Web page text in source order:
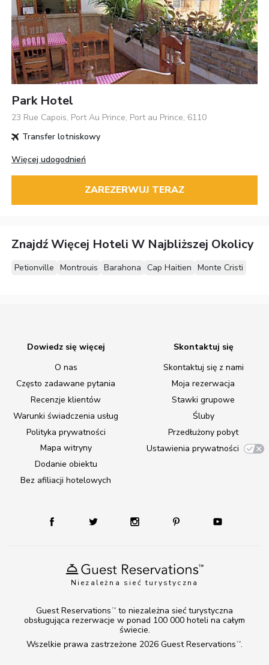
Park Hotel
23 Rue Capois, Port Au Prince, Port au Prince, 6110
Transfer lotniskowy
Więcej udogodnień
ZAREZERWUJ TERAZ
Znajdź Więcej Hoteli W Najbliższej Okolicy
Petionville Montrouis Barahona Cap Haitien Monte Cristi
Niezależna sieć turystyczna
Dowiedz się więcej
O nas
Często zadawane pytania
Recenzje klientów
Warunki świadczenia usług
Polityka prywatności
Mapa witryny
Dodanie obiektu
Bez afiliacji hotelowych
Skontaktuj się
Skontaktuj się z nami
Moja rezerwacja
Stawki grupowe
Śluby
Przedłużony pobyt
Ustawienia prywatności
Wszelkie prawa zastrzeżone 2026 Guest Reservations TM.
Guest Reservations TM
to niezależna sieć turystyczna
obsługująca rezerwacje w ponad 100 000 hoteli na całym
świecie.